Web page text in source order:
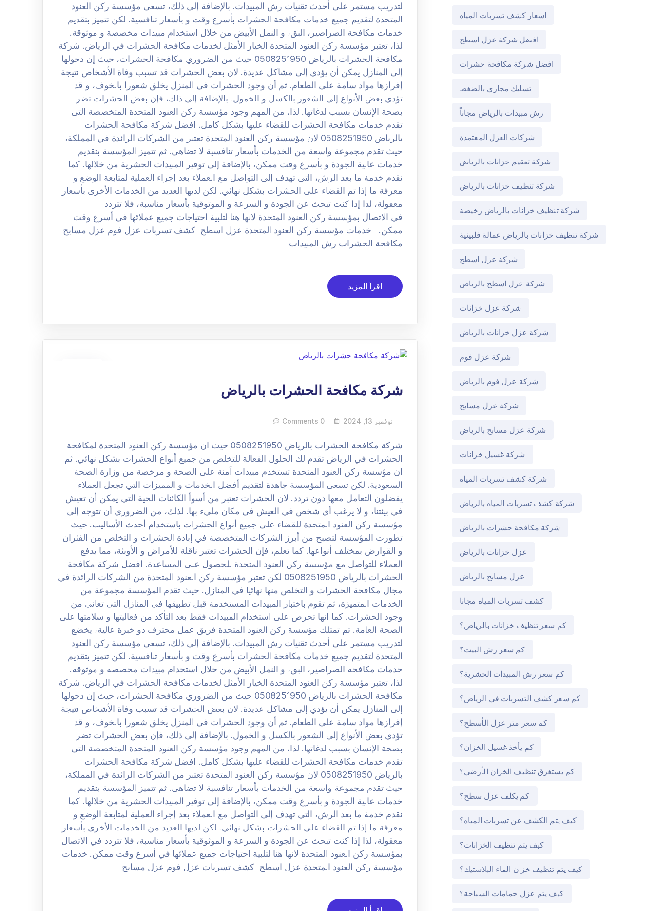
لتدريب مستمر على أحدث تقنيات رش المبيدات. بالإضافة إلى ذلك، تسعى مؤسسة ركن العنود
المتحدة لتقديم جميع خدمات مكافحة الحشرات بأسرع وقت و بأسعار تنافسية. لكن تتميز بتقديم
خدمات مكافحة الصراصير، البق، و النمل الأبيض من خلال استخدام مبيدات مخصصة و موثوقة.
لذا، تعتبر مؤسسة ركن العنود المتحدة الخيار الأمثل لخدمات مكافحة الحشرات في الرياض. شركة
مكافحة الحشرات بالرياض 0508251950 حيث من الضروري مكافحة الحشرات، حيث إن دخولها
إلى المنازل يمكن أن يؤدي إلى مشاكل عديدة. لان بعض الحشرات قد تسبب وفاة الأشخاص نتيجة
إفرازها مواد سامة على الطعام. ثم أن وجود الحشرات في المنزل يخلق شعورا بالخوف، و قد
تؤدي بعض الأنواع إلى الشعور بالكسل و الخمول. بالإضافة إلى ذلك، فإن بعض الحشرات تضر
بصحة الإنسان بسبب لدغاتها. لذا، من المهم وجود مؤسسة ركن العنود المتحدة المتخصصة التى
تقدم خدمات مكافحة الحشرات للقضاء عليها بشكل كامل. افضل شركة مكافحة الحشرات
بالرياض 0508251950 لان مؤسسة ركن العنود المتحدة تعتبر من الشركات الرائدة في المملكة،
حيث تقدم مجموعة واسعة من الخدمات بأسعار تنافسية لا تضاهى. ثم تتميز المؤسسة بتقديم
خدمات عالية الجودة و بأسرع وقت ممكن، بالإضافة إلى توفير المبيدات الحشرية من خلالها. كما
نقدم خدمة ما بعد الرش، التي تهدف إلى التواصل مع العملاء بعد إجراء العملية لمتابعة الوضع و
معرفة ما إذا تم القضاء على الحشرات بشكل نهائي. لكن لديها العديد من الخدمات الأخرى بأسعار
معقولة، لذا إذا كنت تبحث عن الجودة و السرعة و الموثوقية بأسعار مناسبة، فلا تتردد
في الاتصال بمؤسسة ركن العنود المتحدة لانها هنا لتلبية احتياجات جميع عملائها في أسرع وقت
ممكن. خدمات مؤسسة ركن العنود المتحدة عزل اسطح كشف تسربات عزل فوم عزل مسابح
مكافحة الحشرات رش المبيدات
اقرأ المزيد
شركة مكافحة الحشرات بالرياض
نوفمبر 13, 2024 0 Comments
شركة مكافحة الحشرات بالرياض 0508251950 حيث ان مؤسسة ركن العنود المتحدة لمكافحة
الحشرات في الرياض تقدم لك الحلول الفعالة للتخلص من جميع أنواع الحشرات بشكل نهائي. ثم
ان مؤسسة ركن العنود المتحدة تستخدم مبيدات آمنة على الصحة و مرخصة من وزارة الصحة
السعودية. لكن تسعى المؤسسة جاهدة لتقديم أفضل الخدمات و المميزات التي تجعل العملاء
يفضلون التعامل معها دون تردد. لان الحشرات تعتبر من أسوأ الكائنات الحية التي يمكن أن تعيش
في بيئتنا، و لا يرغب أي شخص في العيش في مكان مليء بها. لذلك، من الضروري أن تتوجه إلى
مؤسسة ركن العنود المتحدة للقضاء على جميع أنواع الحشرات باستخدام أحدث الأساليب. حيث
تطورت المؤسسة لتصبح من أبرز الشركات المتخصصة في إبادة الحشرات و التخلص من الفئران
و القوارض بمختلف أنواعها. كما تعلم، فإن الحشرات تعتبر ناقلة للأمراض و الأوبئة، مما يدفع
العملاء للتواصل مع مؤسسة ركن العنود المتحدة للحصول على المساعدة. افضل شركة مكافحة
الحشرات بالرياض 0508251950 لكن تعتبر مؤسسة ركن العنود المتحدة من الشركات الرائدة في
مجال مكافحة الحشرات و التخلص منها نهائيا في المنازل. حيث تقدم المؤسسة مجموعة من
الخدمات المتميزة، ثم تقوم باختبار المبيدات المستخدمة قبل تطبيقها في المنازل التي تعاني من
وجود الحشرات. كما انها تحرص على استخدام المبيدات فقط بعد التأكد من فعاليتها و سلامتها على
الصحة العامة. ثم تمتلك مؤسسة ركن العنود المتحدة فريق عمل محترف ذو خبرة عالية، يخضع
لتدريب مستمر على أحدث تقنيات رش المبيدات. بالإضافة إلى ذلك، تسعى مؤسسة ركن العنود
المتحدة لتقديم جميع خدمات مكافحة الحشرات بأسرع وقت و بأسعار تنافسية. لكن تتميز بتقديم
خدمات مكافحة الصراصير، البق، و النمل الأبيض من خلال استخدام مبيدات مخصصة و موثوقة.
لذا، تعتبر مؤسسة ركن العنود المتحدة الخيار الأمثل لخدمات مكافحة الحشرات في الرياض. شركة
مكافحة الحشرات بالرياض 0508251950 حيث من الضروري مكافحة الحشرات، حيث إن دخولها
إلى المنازل يمكن أن يؤدي إلى مشاكل عديدة. لان بعض الحشرات قد تسبب وفاة الأشخاص نتيجة
إفرازها مواد سامة على الطعام. ثم أن وجود الحشرات في المنزل يخلق شعورا بالخوف، و قد
تؤدي بعض الأنواع إلى الشعور بالكسل و الخمول. بالإضافة إلى ذلك، فإن بعض الحشرات تضر
بصحة الإنسان بسبب لدغاتها. لذا، من المهم وجود مؤسسة ركن العنود المتحدة المتخصصة التى
تقدم خدمات مكافحة الحشرات للقضاء عليها بشكل كامل. افضل شركة مكافحة الحشرات
بالرياض 0508251950 لان مؤسسة ركن العنود المتحدة تعتبر من الشركات الرائدة في المملكة،
حيث تقدم مجموعة واسعة من الخدمات بأسعار تنافسية لا تضاهى. ثم تتميز المؤسسة بتقديم
خدمات عالية الجودة و بأسرع وقت ممكن، بالإضافة إلى توفير المبيدات الحشرية من خلالها. كما
نقدم خدمة ما بعد الرش، التي تهدف إلى التواصل مع العملاء بعد إجراء العملية لمتابعة الوضع و
معرفة ما إذا تم القضاء على الحشرات بشكل نهائي. لكن لديها العديد من الخدمات الأخرى بأسعار
معقولة، لذا إذا كنت تبحث عن الجودة و السرعة و الموثوقية بأسعار مناسبة، فلا تتردد في الاتصال
بمؤسسة ركن العنود المتحدة لانها هنا لتلبية احتياجات جميع عملائها في أسرع وقت ممكن. خدمات
مؤسسة ركن العنود المتحدة عزل اسطح كشف تسربات عزل فوم عزل مسابح
اسعار كشف تسربات المياه
افضل شركة عزل اسطح
افضل شركة مكافحة حشرات
تسليك مجاري بالضغط
رش مبيدات بالرياض مجاناً
شركات العزل المعتمدة
شركة تعقيم خزانات بالرياض
شركة تنظيف خزانات بالرياض
شركة تنظيف خزانات بالرياض رخيصة
شركة تنظيف خزانات بالرياض عمالة فلبينية
شركة عزل اسطح
شركة عزل اسطح بالرياض
شركة عزل خزانات
شركة عزل خزانات بالرياض
شركة عزل فوم
شركة عزل فوم بالرياض
شركة عزل مسابح
شركة عزل مسابح بالرياض
شركة غسيل خزانات
شركة كشف تسربات المياه
شركة كشف تسربات المياه بالرياض
شركة مكافحة حشرات بالرياض
عزل خزانات بالرياض
عزل مسابح بالرياض
كشف تسربات المياه مجانا
كم سعر تنظيف خزانات بالرياض؟
كم سعر رش البيت؟
كم سعر رش المبيدات الحشرية؟
كم سعر كشف التسربات في الرياض؟
كم سعر متر عزل الأسطح؟
كم يأخذ غسيل الخزان؟
كم يستغرق تنظيف الخزان الأرضي؟
كم يكلف عزل سطح؟
كيف يتم الكشف عن تسربات المياه؟
كيف يتم تنظيف الخزانات؟
كيف يتم تنظيف خزان الماء البلاستيك؟
كيف يتم عزل حمامات السباحة؟